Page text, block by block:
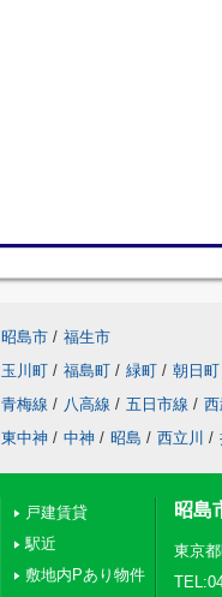
昭島市 / 福生市
玉川町 / 福島町 / 緑町 / 朝日町
青梅線 / 八高線 / 五日市線 /
東中神 / 中神 / 昭島 / 西立川 /
戸建賃貸
駅近
敷地内Pあり物件
昭島
東京